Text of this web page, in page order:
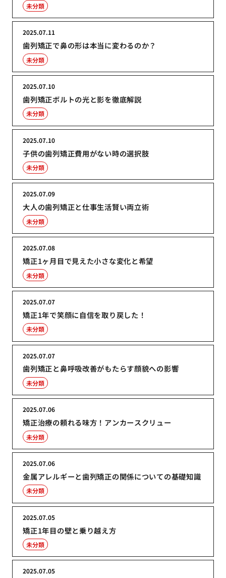
未分類
歯列矯正で鼻の形は本当に変わるのか？
2025.07.11
未分類
歯列矯正ボルトの光と影を徹底解説
2025.07.10
未分類
子供の歯列矯正費用がない時の選択肢
2025.07.10
未分類
大人の歯列矯正と仕事生活賢い両立術
2025.07.09
未分類
矯正1ヶ月目で見えた小さな変化と希望
2025.07.08
未分類
矯正1年で笑顔に自信を取り戻した！
2025.07.07
未分類
歯列矯正と鼻呼吸改善がもたらす顔貌への影響
2025.07.07
未分類
矯正治療の頼れる味方！アンカースクリュー
2025.07.06
未分類
金属アレルギーと歯列矯正の関係についての基礎知識
2025.07.06
未分類
矯正1年目の壁と乗り越え方
2025.07.05
未分類
2025.07.05